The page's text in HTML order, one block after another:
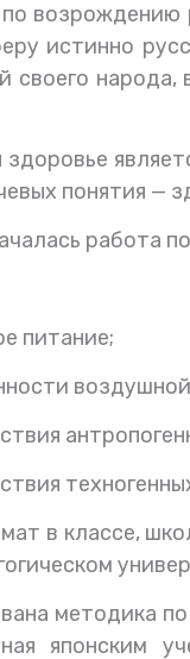
истинно
своего
понятия —
работа
питание;
в классе,
методика
японским